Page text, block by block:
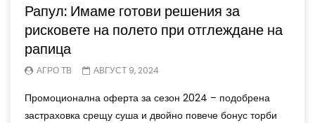
Рапул: Имаме готови решения за
рисковете на полето при отглеждане на
рапица
АГРО ТВ АВГУСТ 9, 2024
Промоционална оферта за сезон 2024 – подобрена
застраховка срещу суша и двойно повече бонус торби